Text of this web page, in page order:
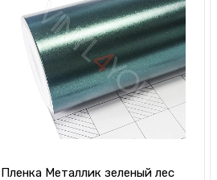
Купить в 1 клик К сравнению
В избранное Под заказ
Пленка Металлик зеленый лес